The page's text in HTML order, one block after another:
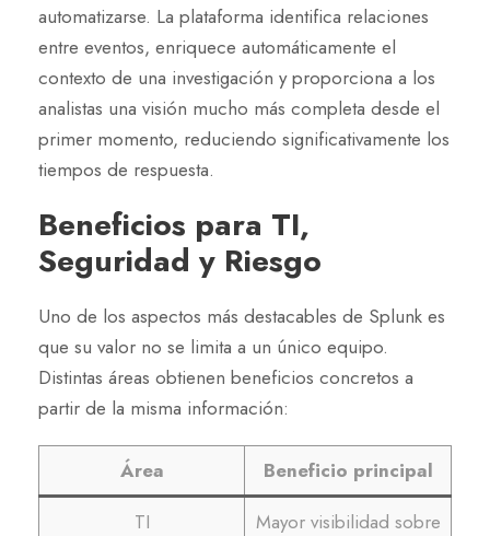
automatizarse. La plataforma identifica relaciones
entre eventos, enriquece automáticamente el
contexto de una investigación y proporciona a los
analistas una visión mucho más completa desde el
primer momento, reduciendo significativamente los
tiempos de respuesta.
Beneficios para TI,
Seguridad y Riesgo
Uno de los aspectos más destacables de Splunk es
que su valor no se limita a un único equipo.
Distintas áreas obtienen beneficios concretos a
partir de la misma información:
Área
Beneficio principal
TI
Mayor visibilidad sobre